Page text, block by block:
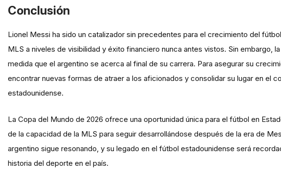
Conclusión
Lionel Messi ha sido un catalizador sin precedentes para el crecimiento del
MLS a niveles de visibilidad y éxito financiero nunca antes vistos. Sin embargo,
medida que el argentino se acerca al final de su carrera. Para asegurar su
encontrar nuevas formas de atraer a los aficionados y consolidar su lugar en el
estadounidense.
La Copa del Mundo de 2026 ofrece una oportunidad única para el fútbol en
de la capacidad de la MLS para seguir desarrollándose después de la era de
argentino sigue resonando, y su legado en el fútbol estadounidense será
historia del deporte en el país.